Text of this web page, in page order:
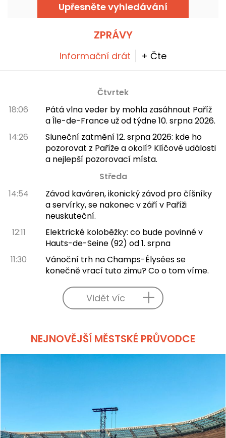
Upřesněte vyhledávání
ZPRÁVY
Informační drát + Čte
Čtvrtek
18:06
Pátá vlna veder by mohla zasáhnout Paříž
a Île-de-France už od týdne 10. srpna 2026.
14:26
Sluneční zatmění 12. srpna 2026: kde ho
pozorovat z Paříže a okolí? Klíčové události
a nejlepší pozorovací místa.
Středa
14:54
Závod kaváren, ikonický závod pro číšníky
a servírky, se nakonec v září v Paříži
neuskuteční.
12:11
Elektrické koloběžky: co bude povinné v
Hauts-de-Seine (92) od 1. srpna
11:30
Vánoční trh na Champs-Élysées se
konečně vrací tuto zimu? Co o tom víme.
Vidět víc
NEJNOVĚJŠÍ MĚSTSKÉ PRŮVODCE